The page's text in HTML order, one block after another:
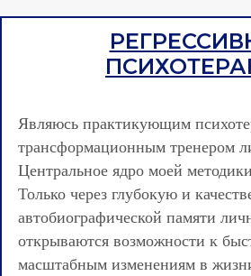
Являюсь практикующим
трансформационным тренером
Центральное ядро моей
Только через глубокую и
автобиографической памяти
открываются возможности к
масштабным изменениям в